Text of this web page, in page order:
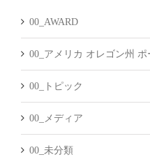
00_AWARD
00_アメリカ オレゴン州
00_トピック
00_メディア
00_未分類